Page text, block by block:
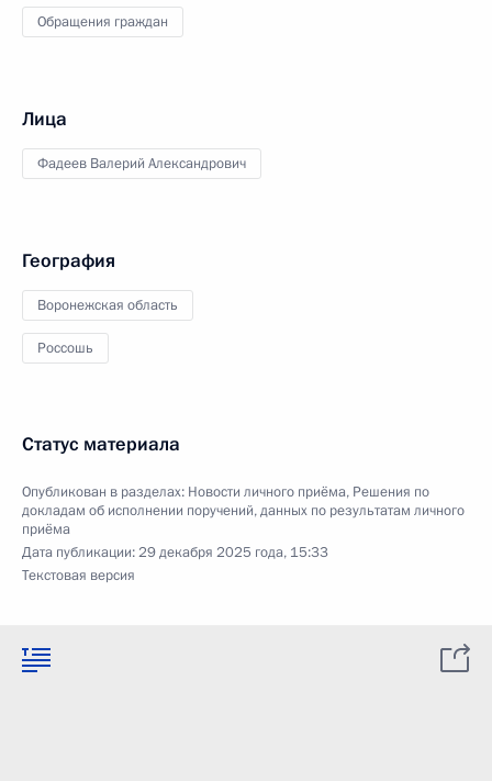
Обращения граждан
Лица
Фадеев Валерий Александрович
География
Воронежская область
Россошь
Статус материала
Опубликован в разделах: Новости личного приёма, Решения по
докладам об исполнении поручений, данных по результатам личного
приёма
Дата публикации:29 декабря 2025 года, 15:33
Текстовая версия